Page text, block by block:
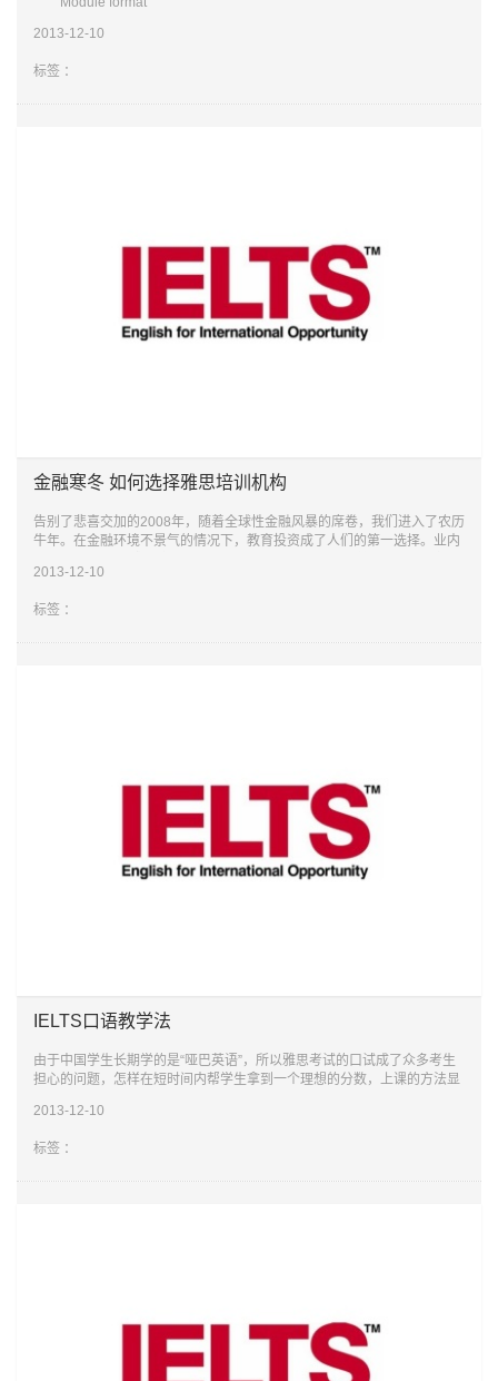
questions). Each item is worth one mark. The items are designed so
2013-12-10
标签 ：
金融寒冬 如何选择雅思培训机构
告别了悲喜交加的2008年，随着全球性金融风暴的席卷，我们进入了农历
牛年。在金融环境不景气的情况下，教育投资成了人们的第一选择。业内
——
2013-12-10
标签 ：
IELTS口语教学法
由于中国学生长期学的是“哑巴英语”，所以雅思考试的口试成了众多考生
担心的问题，怎样在短时间内帮学生拿到一个理想的分数，上课的方法显
1，帮助学生正确，透彻地分析评分标准。
2013-12-10
标签 ：